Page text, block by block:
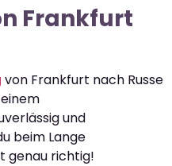
Frankfurt
von Frankfurt nach Russe
und
beim Lange
genau richtig!